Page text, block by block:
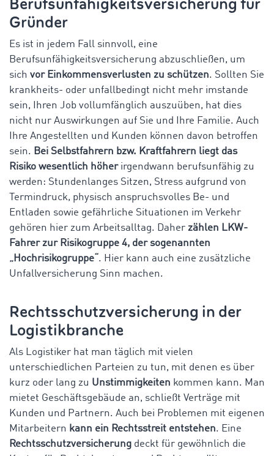
Gründer
Es ist in jedem Fall sinnvoll, eine
Berufsunfähigkeitsversicherung abzuschließen, um
sich vor Einkommensverlusten zu schützen. Sollten Sie
krankheits- oder unfallbedingt nicht mehr imstande
sein, Ihren Job vollumfänglich auszuüben, hat dies
nicht nur Auswirkungen auf Sie und Ihre Familie. Auch
Ihre Angestellten und Kunden können davon betroffen
sein. Bei Selbstfahrern bzw. Kraftfahrern liegt das
Risiko wesentlich höherirgendwann berufsunfähig zu
werden: Stundenlanges Sitzen, Stress aufgrund von
Termindruck, physisch anspruchsvolles Be- und
Entladen sowie gefährliche Situationen im Verkehr
gehören hier zum Arbeitsalltag. Daher zählen LKW-
Fahrer zur Risikogruppe 4, der sogenannten
„Hochrisikogruppe“ . Hier kann auch eine zusätzliche
Unfallversicherung Sinn machen.
Rechtsschutzversicherung in der
Logistikbranche
Als Logistiker hat man täglich mit vielen
unterschiedlichen Parteien zu tun, mit denen es über
kurz oder lang zu Unstimmigkeiten kommen kann. Man
mietet Geschäftsgebäude an, schließt Verträge mit
Kunden und Partnern. Auch bei Problemen mit eigenen
Mitarbeitern kann ein Rechtsstreit entstehen. Eine
Rechtsschutzversicherung deckt für gewöhnlich die